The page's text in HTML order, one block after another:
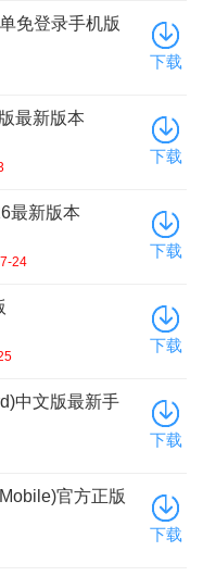
免登录手机版
下载
最新版本
下载
最新版本
24
下载
下载
中文版最新手
下载
官方正版
下载